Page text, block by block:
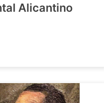
Alicantino